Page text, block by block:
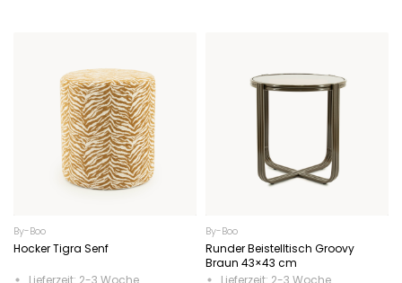
By-Boo
Hocker Tigra Senf
Lieferzeit: 2-3 Woche
By-Boo
Runder Beistelltisch Groovy
Braun 43×43 cm
Lieferzeit: 2-3 Woche